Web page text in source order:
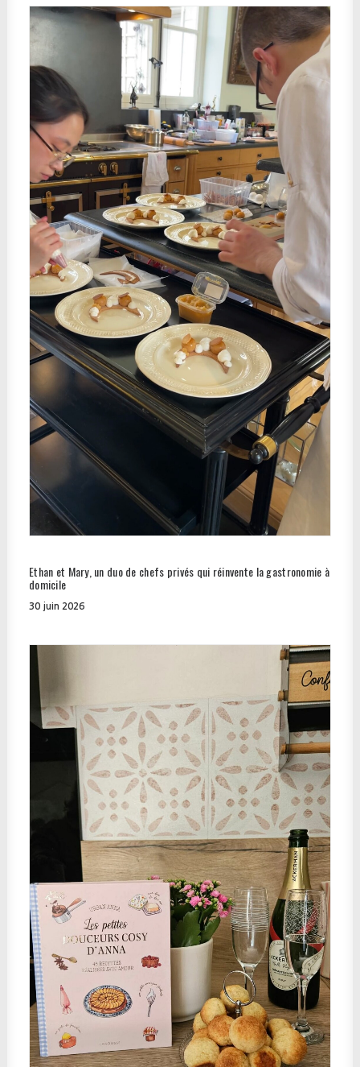
Ethan et Mary, un duo de chefs privés qui réinvente la gastronomie à
domicile
30 juin 2026